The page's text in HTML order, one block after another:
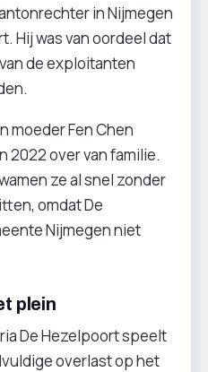
in Nijmegen
Hij was van oordeel dat
de exploitanten
moeder Fen Chen
2022 over van familie.
ze al snel zonder
omdat De
Nijmegen niet
plein
De Hezelpoort speelt
overlast op het